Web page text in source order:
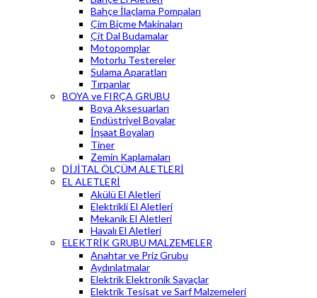
Bahçe İlaçlama Pompaları
Çim Biçme Makinaları
Çit Dal Budamalar
Motopomplar
Motorlu Testereler
Sulama Aparatları
Tırpanlar
BOYA ve FIRÇA GRUBU
Boya Aksesuarları
Endüstriyel Boyalar
İnşaat Boyaları
Tiner
Zemin Kaplamaları
DİJİTAL ÖLÇÜM ALETLERİ
EL ALETLERİ
Akülü El Aletleri
Elektrikli El Aletleri
Mekanik El Aletleri
Havalı El Aletleri
ELEKTRİK GRUBU MALZEMELER
Anahtar ve Priz Grubu
Aydınlatmalar
Elektrik Elektronik Sayaçlar
Elektrik Tesisat ve Sarf Malzemeleri